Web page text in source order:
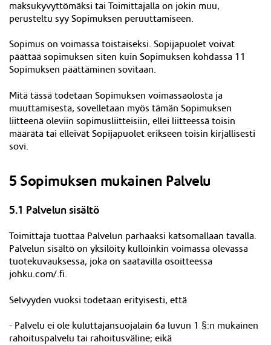
maksukyvyttömäksi tai Toimittajalla on jokin muu,
perusteltu syy Sopimuksen peruuttamiseen.
Sopimus on voimassa toistaiseksi. Sopijapuolet voivat
päättää sopimuksen siten kuin Sopimuksen kohdassa 11
Sopimuksen päättäminen sovitaan.
Mitä tässä todetaan Sopimuksen voimassaolosta ja
muuttamisesta, sovelletaan myös tämän Sopimuksen
liitteenä oleviin sopimusliitteisiin, ellei liitteessä toisin
määrätä tai elleivät Sopijapuolet erikseen toisin kirjallisesti
sovi.
5 Sopimuksen mukainen Palvelu
5.1 Palvelun sisältö
Toimittaja tuottaa Palvelun parhaaksi katsomallaan tavalla.
Palvelun sisältö on yksilöity kulloinkin voimassa olevassa
tuotekuvauksessa, joka on saatavilla osoitteessa
johku.com/.fi.
Selvyyden vuoksi todetaan erityisesti, että
- Palvelu ei ole kuluttajansuojalain 6a luvun 1 §:n mukainen
rahoituspalvelu tai rahoitusväline; eikä